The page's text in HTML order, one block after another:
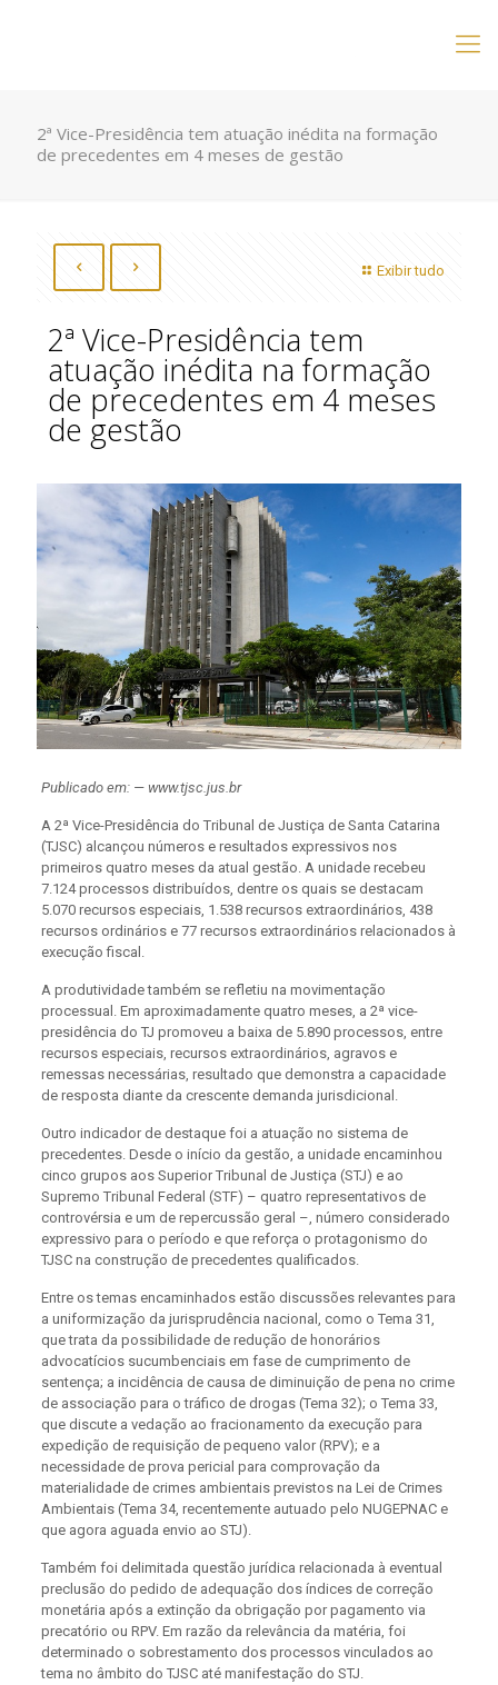
2ª Vice-Presidência tem atuação inédita na formação
de precedentes em 4 meses de gestão
Exibir tudo
2ª Vice-Presidência tem
atuação inédita na formação
de precedentes em 4 meses
de gestão
Publicado em: — www.tjsc.jus.br
A 2ª Vice-Presidência do Tribunal de Justiça de Santa Catarina
(TJSC) alcançou números e resultados expressivos nos
primeiros quatro meses da atual gestão. A unidade recebeu
7.124 processos distribuídos, dentre os quais se destacam
5.070 recursos especiais, 1.538 recursos extraordinários, 438
recursos ordinários e 77 recursos extraordinários relacionados à
execução fiscal.
A produtividade também se refletiu na movimentação
processual. Em aproximadamente quatro meses, a 2ª vice-
presidência do TJ promoveu a baixa de 5.890 processos, entre
recursos especiais, recursos extraordinários, agravos e
remessas necessárias, resultado que demonstra a capacidade
de resposta diante da crescente demanda jurisdicional.
Outro indicador de destaque foi a atuação no sistema de
precedentes. Desde o início da gestão, a unidade encaminhou
cinco grupos aos Superior Tribunal de Justiça (STJ) e ao
Supremo Tribunal Federal (STF) – quatro representativos de
controvérsia e um de repercussão geral –, número considerado
expressivo para o período e que reforça o protagonismo do
TJSC na construção de precedentes qualificados.
Entre os temas encaminhados estão discussões relevantes para
a uniformização da jurisprudência nacional, como o Tema 31,
que trata da possibilidade de redução de honorários
advocatícios sucumbenciais em fase de cumprimento de
sentença; a incidência de causa de diminuição de pena no crime
de associação para o tráfico de drogas (Tema 32); o Tema 33,
que discute a vedação ao fracionamento da execução para
expedição de requisição de pequeno valor (RPV); e a
necessidade de prova pericial para comprovação da
materialidade de crimes ambientais previstos na Lei de Crimes
Ambientais (Tema 34, recentemente autuado pelo NUGEPNAC e
que agora aguada envio ao STJ).
Também foi delimitada questão jurídica relacionada à eventual
preclusão do pedido de adequação dos índices de correção
monetária após a extinção da obrigação por pagamento via
precatório ou RPV. Em razão da relevância da matéria, foi
determinado o sobrestamento dos processos vinculados ao
tema no âmbito do TJSC até manifestação do STJ.